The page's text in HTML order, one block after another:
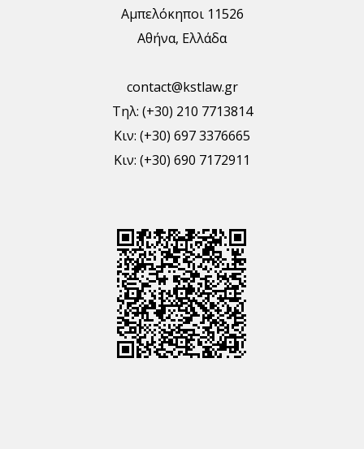
Αμπελόκηποι 11526
Αθήνα, Ελλάδα
contact@kstlaw.gr
Τηλ: (+30) 210 7713814
Κιν: (+30) 697 3376665
Κιν: (+30) 690 7172911